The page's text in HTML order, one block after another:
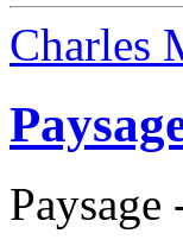
Charles
Paysage